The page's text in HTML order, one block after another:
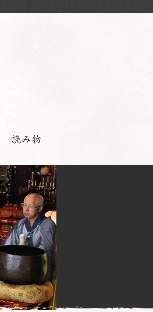
読み物